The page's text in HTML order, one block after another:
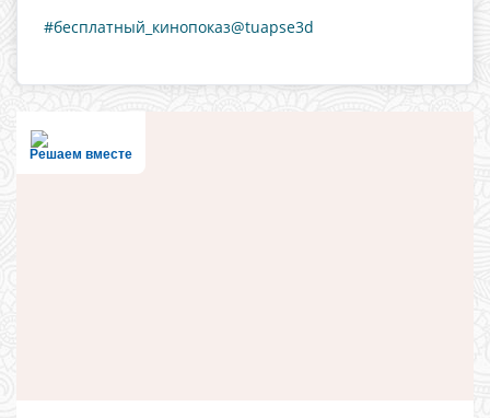
#бесплатный_кинопоказ@tuapse3d
Решаем вместе